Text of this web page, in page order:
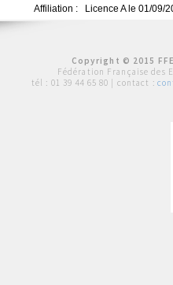
Affiliation :
Licence A le 01/09/
Copyright © 2015
Fédération Française des
tél : 01 39 44 65 80 | contact :